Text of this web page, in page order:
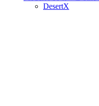
DesertX